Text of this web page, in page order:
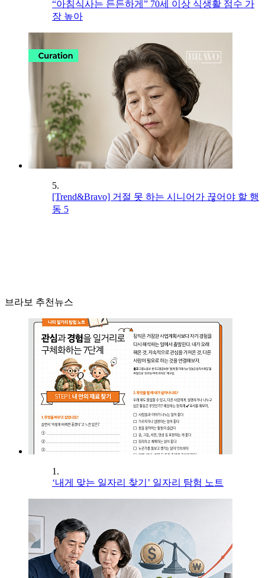
“아침식사는 든든하게” 70세 이상 식생활 점수 가
장 높아
5.
[Trend&Bravo] 거절 못 하는 시니어가 끊어야 할 행
동 5
브라보 추천뉴스
1.
‘내게 맞는 일자리 찾기’ 일자리 탐험 노트